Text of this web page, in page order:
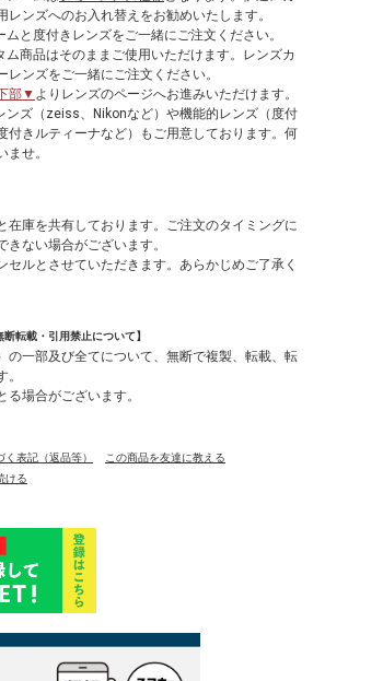
ンズへのお入れ替えをお勧めいたします。
と度付きレンズをご一緒にご注文ください。
商品はそのままご使用いただけます。レンズカ
ンズをご一緒にご注文ください。
部▼ よりレンズのページへお進みいただけます。
ズ（zeiss、Nikonなど）や機能的レンズ（度付
付きルティーナなど）もご用意しております。何
せ。
庫を共有しております。ご注文のタイミングに
ない場合がございます。
ルとさせていただきます。あらかじめご了承く
転載・引用禁止について】
の一部及び全てについて、無断で複製、転載、転
場合がございます。
表記（返品等）
この商品を友達に教える
ける